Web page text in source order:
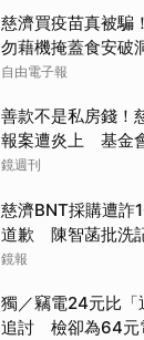
慈濟買疫苗真被騙
勿藉機掩蓋食安破
自由電子報
善款不是私房錢！
報案遭炎上 基金
鏡週刊
慈濟BNT採購遭詐
道歉 陳智菡批洗
鏡報
獨／竊電24元比「
追討 檢卻為64元